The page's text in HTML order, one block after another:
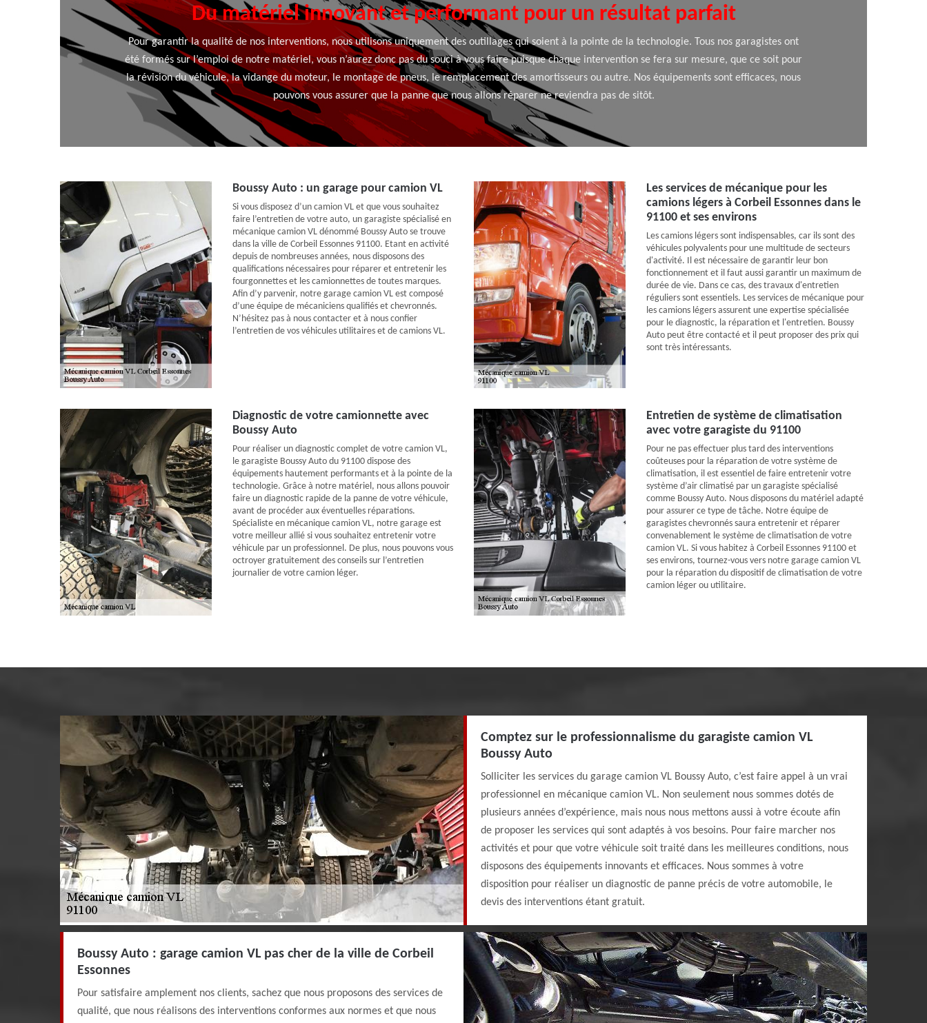
Du matériel innovant et performant pour un résultat parfait
Pour garantir la qualité de nos interventions, nous utilisons uniquement des outillages qui soient à la pointe de la technologie. Tous nos garagistes ont
été formés sur l’emploi de notre matériel, vous n’aurez donc pas du souci à vous faire puisque chaque intervention se fera sur mesure, que ce soit pour
la révision du véhicule, la vidange du moteur, le montage de pneus, le remplacement des amortisseurs ou autre. Nos équipements sont efficaces, nous
pouvons vous assurer que la panne que nous allons réparer ne reviendra pas de sitôt.
Boussy Auto : un garage pour camion VL
Si vous disposez d’un camion VL et que vous souhaitez
faire l’entretien de votre auto, un garagiste spécialisé en
mécanique camion VL dénommé Boussy Auto se trouve
dans la ville de Corbeil Essonnes 91100. Etant en activité
depuis de nombreuses années, nous disposons des
qualifications nécessaires pour réparer et entretenir les
fourgonnettes et les camionnettes de toutes marques.
Afin d’y parvenir, notre garage camion VL est composé
d’une équipe de mécaniciens qualifiés et chevronnés.
N’hésitez pas à nous contacter et à nous confier
l’entretien de vos véhicules utilitaires et de camions VL.
Les services de mécanique pour les
camions légers à Corbeil Essonnes dans le
91100 et ses environs
Les camions légers sont indispensables, car ils sont des
véhicules polyvalents pour une multitude de secteurs
d'activité. Il est nécessaire de garantir leur bon
fonctionnement et il faut aussi garantir un maximum de
durée de vie. Dans ce cas, des travaux d'entretien
réguliers sont essentiels. Les services de mécanique pour
les camions légers assurent une expertise spécialisée
pour le diagnostic, la réparation et l'entretien. Boussy
Auto peut être contacté et il peut proposer des prix qui
sont très intéressants.
Diagnostic de votre camionnette avec
Boussy Auto
Pour réaliser un diagnostic complet de votre camion VL,
le garagiste Boussy Auto du 91100 dispose des
équipements hautement performants et à la pointe de la
technologie. Grâce à notre matériel, nous allons pouvoir
faire un diagnostic rapide de la panne de votre véhicule,
avant de procéder aux éventuelles réparations.
Spécialiste en mécanique camion VL, notre garage est
votre meilleur allié si vous souhaitez entretenir votre
véhicule par un professionnel. De plus, nous pouvons vous
octroyer gratuitement des conseils sur l’entretien
journalier de votre camion léger.
Entretien de système de climatisation
avec votre garagiste du 91100
Pour ne pas effectuer plus tard des interventions
coûteuses pour la réparation de votre système de
climatisation, il est essentiel de faire entretenir votre
système d’air climatisé par un garagiste spécialisé
comme Boussy Auto. Nous disposons du matériel adapté
pour assurer ce type de tâche. Notre équipe de
garagistes chevronnés saura entretenir et réparer
convenablement le système de climatisation de votre
camion VL. Si vous habitez à Corbeil Essonnes 91100 et
ses environs, tournez-vous vers notre garage camion VL
pour la réparation du dispositif de climatisation de votre
camion léger ou utilitaire.
Comptez sur le professionnalisme du garagiste camion VL
Boussy Auto
Solliciter les services du garage camion VL Boussy Auto, c’est faire appel à un vrai
professionnel en mécanique camion VL. Non seulement nous sommes dotés de
plusieurs années d’expérience, mais nous nous mettons aussi à votre écoute afin
de proposer les services qui sont adaptés à vos besoins. Pour faire marcher nos
activités et pour que votre véhicule soit traité dans les meilleures conditions, nous
disposons des équipements innovants et efficaces. Nous sommes à votre
disposition pour réaliser un diagnostic de panne précis de votre automobile, le
devis des interventions étant gratuit.
Boussy Auto : garage camion VL pas cher de la ville de Corbeil
Essonnes
Pour satisfaire amplement nos clients, sachez que nous proposons des services de
qualité, que nous réalisons des interventions conformes aux normes et que nous